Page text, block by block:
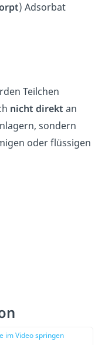
) Adsorbat
Teilchen
nicht direkt an
sondern
oder flüssigen
im Video springen